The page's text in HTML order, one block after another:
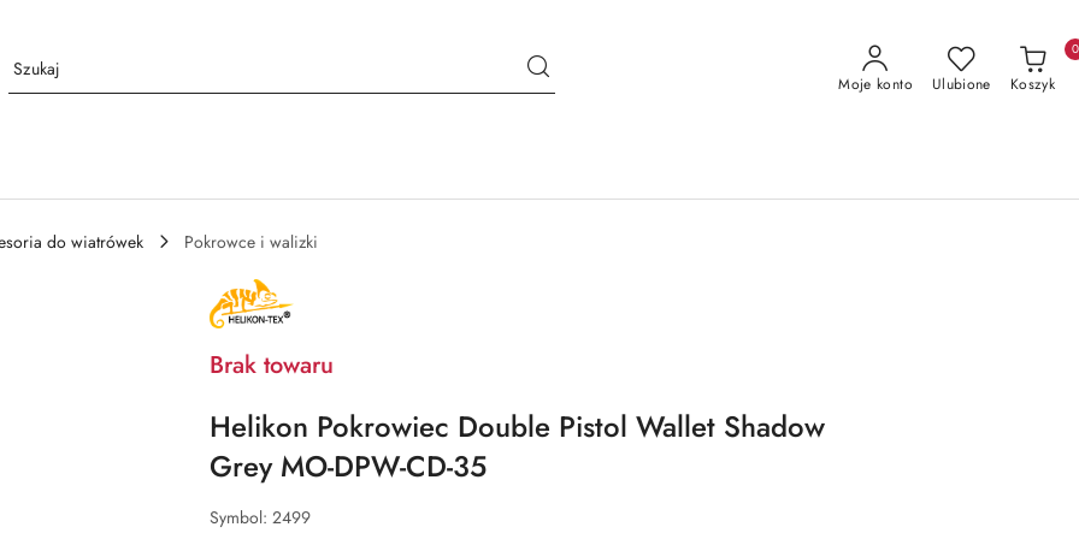
Moje konto Ulubione Koszyk
0
do wiatrówek
Pokrowce i walizki
NAZWA
PRODUCENTA:
HELIKON
Brak towaru
Helikon Pokrowiec Double Pistol Wallet Shadow
Grey MO-DPW-CD-35
Symbol: 2499